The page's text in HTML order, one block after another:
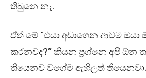
තිබුනෙ නෑ.
ඒත් මේ “එයා අඬාගෙන ආවම ඔයා
කරනවද?” කියන ප්‍රශ්නෙ අපි ඕන
තියෙනව වගේම ඇහිලත්